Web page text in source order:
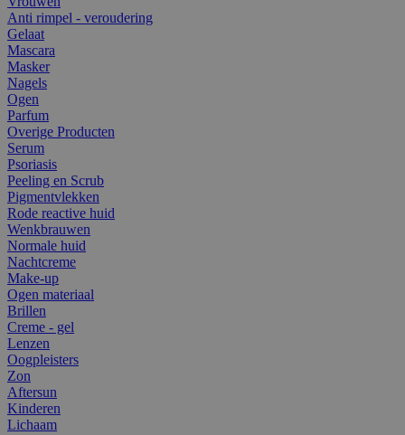
Anti rimpel - veroudering
Gelaat
Mascara
Masker
Nagels
Ogen
Parfum
Overige Producten
Serum
Psoriasis
Peeling en Scrub
Pigmentvlekken
Rode reactive huid
Wenkbrauwen
Normale huid
Nachtcreme
Make-up
Ogen materiaal
Brillen
Creme - gel
Lenzen
Oogpleisters
Zon
Aftersun
Kinderen
Lichaam